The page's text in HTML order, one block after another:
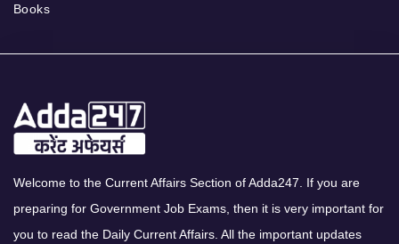
Books
Welcome to the Current Affairs Section of Adda247. If you are
preparing for Government Job Exams, then it is very important for
you to read the Daily Current Affairs. All the important updates